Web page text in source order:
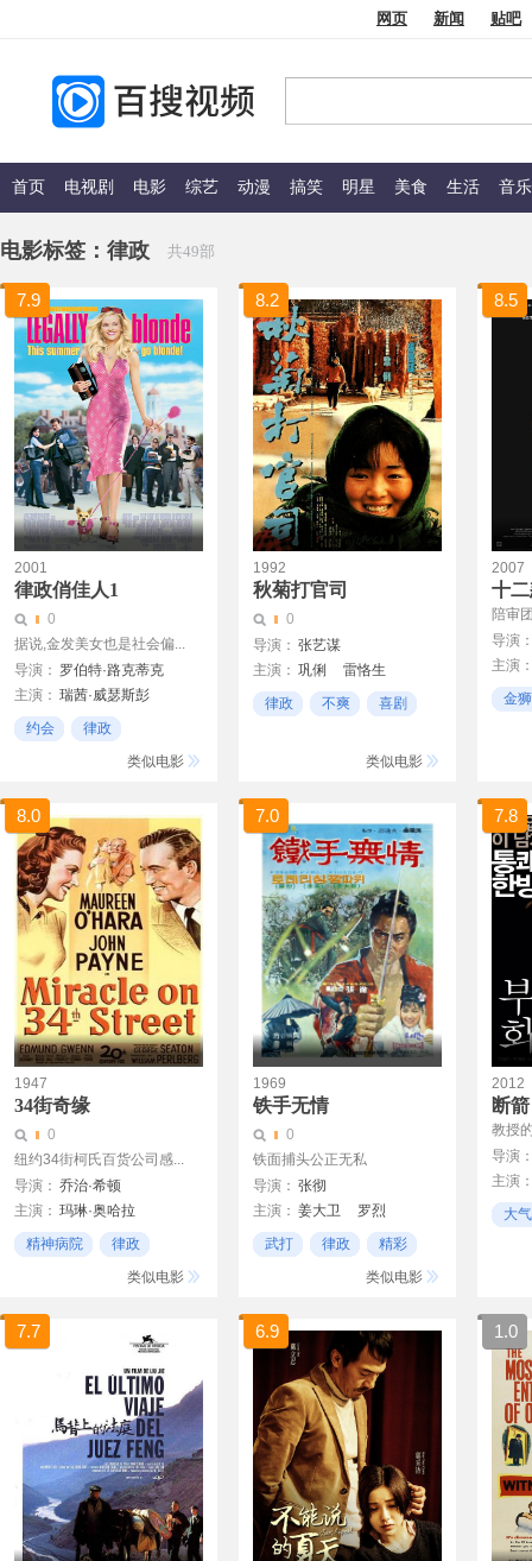
网页 新闻 贴吧
首页 电视剧 电影 综艺 动漫 搞笑 明星 美食 生活 音乐
电影标签： 律政 共49部
7.9
2001
律政俏佳人1
0
据说,金发美女也是社会偏...
导演： 罗伯特·路克蒂克
主演： 瑞茜·威瑟斯彭
卢克·威尔逊
约会
律政
类似电影
8.2
1992
秋菊打官司
0
导演： 张艺谋
主演： 巩俐
雷恪生
刘佩琦
戈治均
崔络文
Wanqing Zhu
Luowen Cui
Huiqin Yang
Jianfa Wang
Zi Lin
律政 不爽 喜剧
类似电影
8.5
2007
十
陪审
导演
主演
谢尔
金
8.0
1947
34街奇缘
0
纽约34街柯氏百货公司感...
导演： 乔治·希顿
主演： 玛琳·奥哈拉
娜塔利·伍德
约翰·佩恩
精神病院
律政
类似电影
7.0
1969
铁手无情
0
铁面捕头公正无私
导演： 张彻
主演： 姜大卫
罗烈
午马
古龙 李菁
房勉
王光裕
金童
武打 律政
精彩
类似电影
7.8
2012
断箭
教授
导演
主演
大气
7.7 6.9 1.0